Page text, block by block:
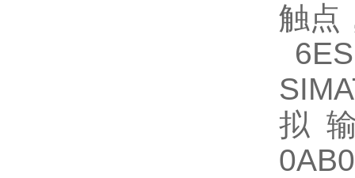
触点
拟